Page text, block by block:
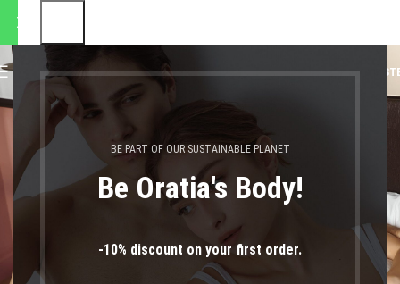
BE PART OF OUR SUSTAINABLE PLANET
Be Oratia's Body!
-10% discount on your first order.
MENU 0,00€ LOGIN /
γυναικεια εσωρουχα μεγαλα
μεγεθη
θα